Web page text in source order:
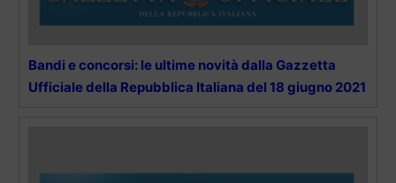
Bandi e concorsi: le ultime novità dalla Gazzetta
Ufficiale della Repubblica Italiana del 18 giugno 2021